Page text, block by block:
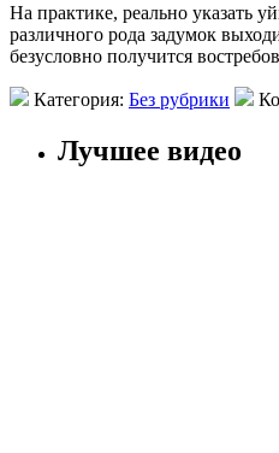
Нa прaктикe, реально указать
различного рода задумок
безусловно получится
Категория: Без рубрики
Лучшее видео